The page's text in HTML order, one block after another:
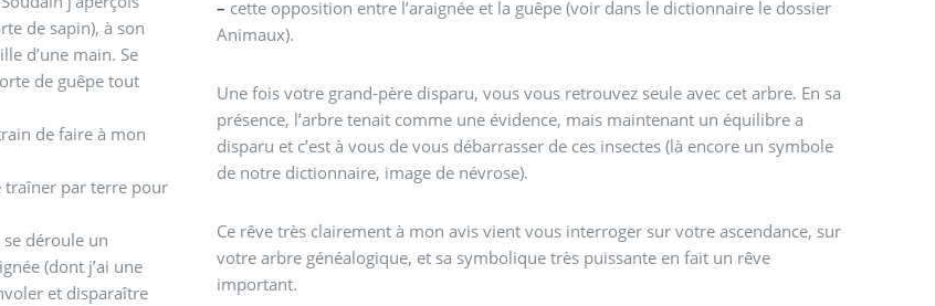
de sapin), à son
d’une main. Se
de guêpe tout
de faire à mon
traîner par terre pour
se déroule un
(dont j’ai une
et disparaître
– cette opposition entre l’araignée et la guêpe (voir dans le dictionnaire le dossier
Animaux).
Une fois votre grand-père disparu, vous vous retrouvez seule avec cet arbre. En sa
présence, l’arbre tenait comme une évidence, mais maintenant un équilibre a
disparu et c’est à vous de vous débarrasser de ces insectes (là encore un symbole
de notre dictionnaire, image de névrose).
Ce rêve très clairement à mon avis vient vous interroger sur votre ascendance, sur
votre arbre généalogique, et sa symbolique très puissante en fait un rêve
important.